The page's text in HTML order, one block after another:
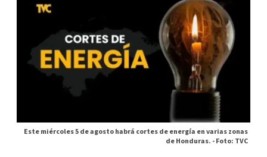
Este miércoles 5 de agosto habrá cortes de energía en varias zonas
de Honduras. -Foto: TVC